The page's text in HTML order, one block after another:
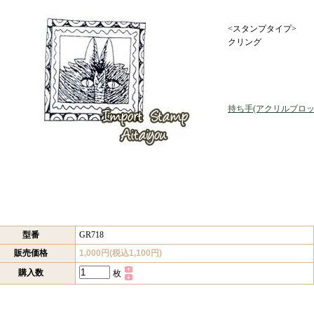
<スタンプタイプ>
クリング
持ち手(アクリルブロ
型番
GR718
販売価格
1,000円(税込1,100円)
購入数
枚